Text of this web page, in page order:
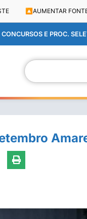
🔼 AUMENTAR
CONCURSOS E PROC.